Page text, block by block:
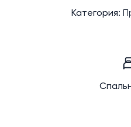
Категория: